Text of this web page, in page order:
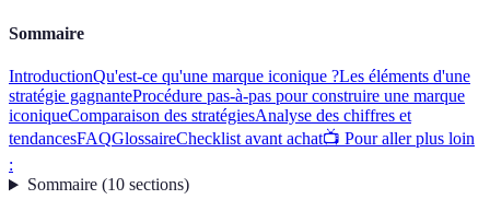
Sommaire
IntroductionQu'est-ce qu'une marque iconique ?Les éléments d'une
stratégie gagnanteProcédure pas-à-pas pour construire une marque
iconiqueComparaison des stratégiesAnalyse des chiffres et
tendancesFAQGlossaireChecklist avant achat📺 Pour aller plus loin
:
Sommaire(10 sections)